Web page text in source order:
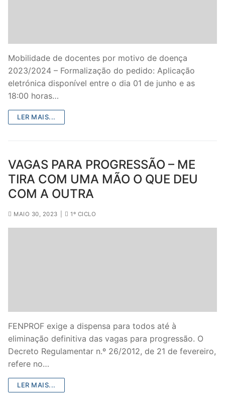
Mobilidade de docentes por motivo de doença
2023/2024 – Formalização do pedido: Aplicação
eletrónica disponível entre o dia 01 de junho e as
18:00 horas…
LER MAIS...
VAGAS PARA PROGRESSÃO – ME
TIRA COM UMA MÃO O QUE DEU
COM A OUTRA
MAIO 30, 2023 1º CICLO
FENPROF exige a dispensa para todos até à
eliminação definitiva das vagas para progressão. O
Decreto Regulamentar n.º 26/2012, de 21 de fevereiro,
refere no…
LER MAIS...